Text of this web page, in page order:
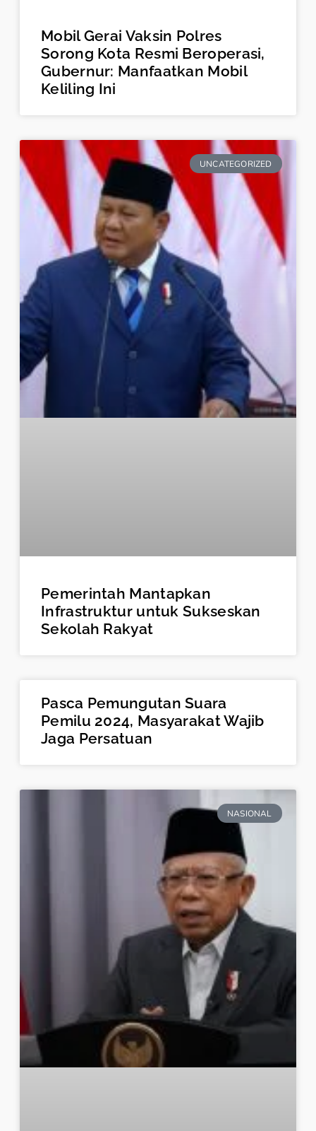
Mobil Gerai Vaksin Polres
Sorong Kota Resmi Beroperasi,
Gubernur: Manfaatkan Mobil
Keliling Ini
UNCATEGORIZED
Pemerintah Mantapkan
Infrastruktur untuk Sukseskan
Sekolah Rakyat
Pasca Pemungutan Suara
Pemilu 2024, Masyarakat Wajib
Jaga Persatuan
NASIONAL